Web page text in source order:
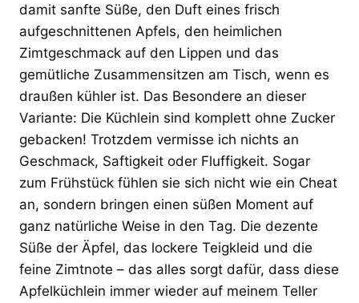
damit sanfte Süße, den Duft eines frisch
aufgeschnittenen Apfels, den heimlichen
Zimtgeschmack auf den Lippen und das
gemütliche Zusammensitzen am Tisch, wenn es
draußen kühler ist. Das Besondere an dieser
Variante: Die Küchlein sind komplett ohne Zucker
gebacken! Trotzdem vermisse ich nichts an
Geschmack, Saftigkeit oder Fluffigkeit. Sogar
zum Frühstück fühlen sie sich nicht wie ein Cheat
an, sondern bringen einen süßen Moment auf
ganz natürliche Weise in den Tag. Die dezente
Süße der Äpfel, das lockere Teigkleid und die
feine Zimtnote – das alles sorgt dafür, dass diese
Apfelküchlein immer wieder auf meinem Teller